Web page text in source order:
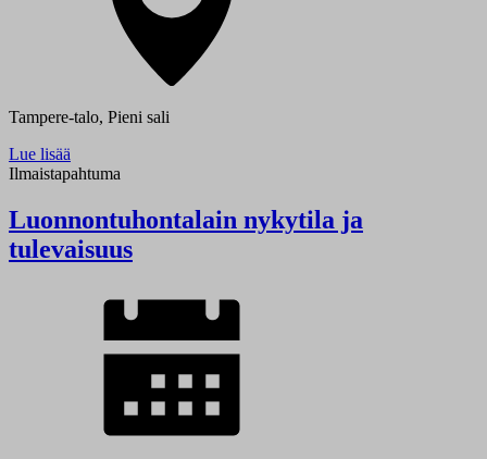
Tampere-talo, Pieni sali
Lue lisää
Ilmaistapahtuma
Luonnontuhontalain nykytila ja
tulevaisuus